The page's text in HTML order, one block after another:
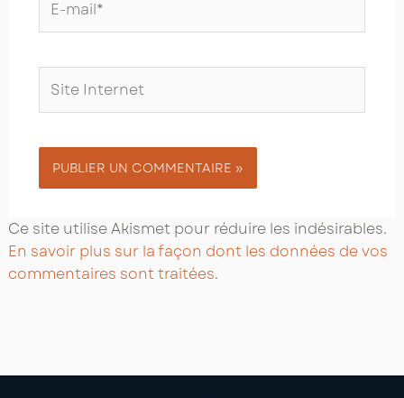
mail*
Internet
Ce site utilise Akismet pour réduire les indésirables.
En savoir plus sur la façon dont les données de vos
commentaires sont traitées.